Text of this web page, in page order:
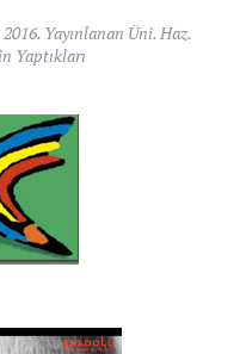
. Yayınlanan Üni. Haz.
Yaptıkları